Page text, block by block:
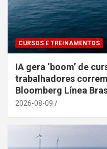
CURSOS E TREINAMENTOS
IA gera ‘boom’ de
trabalhadores
Bloomberg Línea
2026-08-09